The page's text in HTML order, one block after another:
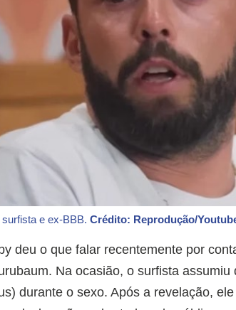
surfista e ex-BBB.Crédito: Reprodução/
deu o que falar recentemente por
Na ocasião, o surfista
durante o sexo. Após a revelação,